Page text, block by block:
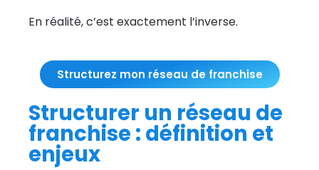
En réalité, c’est exactement l’inverse.
Structurez mon réseau de franchise
Structurer un réseau de
franchise : définition et
enjeux